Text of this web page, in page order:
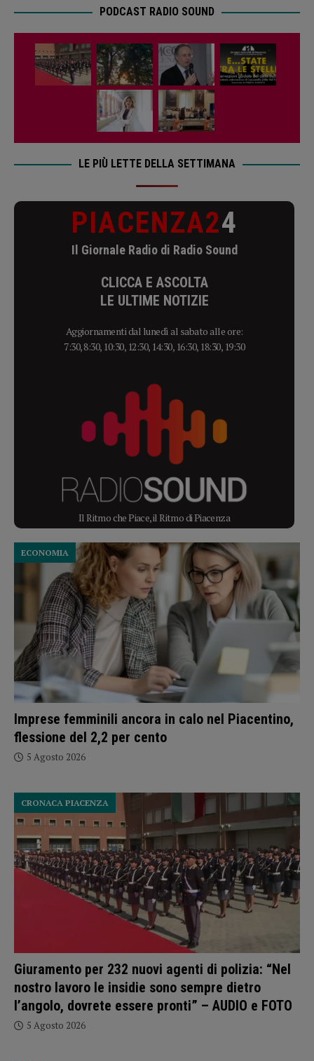
PODCAST RADIO SOUND
LE PIÙ LETTE DELLA SETTIMANA
PIACENZA24
Il Giornale Radio di Radio Sound
CLICCA E ASCOLTA
LE ULTIME NOTIZIE
Aggiornamenti dal lunedì al sabato alle ore:
7:30, 8:30, 10:30, 12:30, 14:30, 16:30, 18:30, 19:30
Il Ritmo che Piace, il Ritmo di Piacenza
Imprese femminili ancora in calo nel Piacentino,
flessione del 2,2 per cento
ECONOMIA
5 Agosto 2026
Giuramento per 232 nuovi agenti di polizia: “Nel
nostro lavoro le insidie sono sempre dietro
l’angolo, dovrete essere pronti” – AUDIO e FOTO
CRONACA PIACENZA
5 Agosto 2026